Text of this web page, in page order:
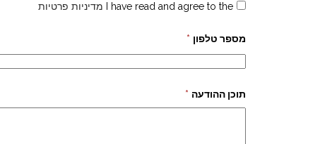
I have read and agree to the מדיניות פרטיות
מספר טלפון *
תוכן ההודעה *